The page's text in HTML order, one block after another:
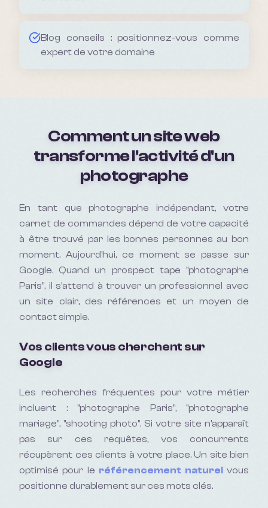
Blog conseils : positionnez-vous comme
expert de votre domaine
Comment un site web
transforme l'activité d'un
photographe
En tant quephotographe indépendant, votre
carnet de commandes dépend de votre capacité
à être trouvé par les bonnes personnes au bon
moment. Aujourd'hui, ce moment se passe sur
Google. Quand un prospect tape "photographe
Paris", il s'attend à trouver un professionnel avec
un site clair, des références et un moyen de
contact simple.
Vos clients vous cherchent sur
Google
Les recherches fréquentes pour votre métier
incluent : "photographe Paris", "photographe
mariage", "shooting photo". Si votre site n'apparaît
pas sur ces requêtes, vos concurrents
récupèrent ces clients à votre place. Un site bien
optimisé pour le référencement naturelvous
positionne durablement sur ces mots clés.